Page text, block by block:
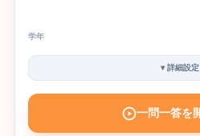
学年
▾詳細設定
一問一答を